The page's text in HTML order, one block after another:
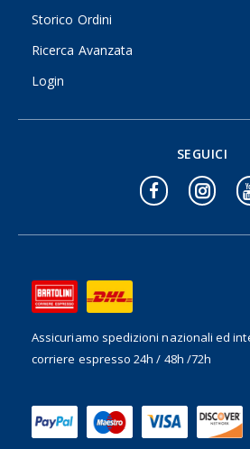
Storico Ordini
Ricerca Avanzata
Login
Assicuriamo spedizioni nazionali ed
corriere espresso 24h / 48h /72h
SEGUICI